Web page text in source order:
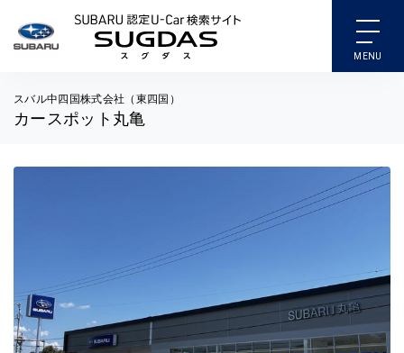
SUBARU 認定U-Car検索
スバル中四国株式会社（東四国）
カースポット丸亀